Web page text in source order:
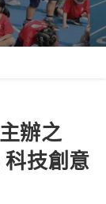
辦之
科技創意